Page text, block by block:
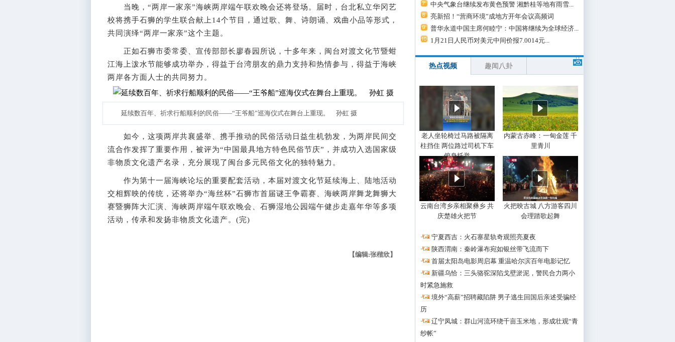
当晚，“两岸一家亲”海峡两岸端午联欢晚会还将登场。届时，台北私立华冈艺
校将携手石狮的学生联合献上14个节目，通过歌、舞、诗朗诵、戏曲小品等形式，
共同演绎“两岸一家亲”这个主题。
正如石狮市委常委、宣传部部长廖春园所说，十多年来，闽台对渡文化节暨蚶
江海上泼水节能够成功举办，得益于台湾朋友的鼎力支持和热情参与，得益于海峡
两岸各方面人士的共同努力。
延续数百年、祈求行船顺利的民俗——“王爷船”巡海仪式在舞台上重现。 孙虹 摄
如今，这项两岸共襄盛举、携手推动的民俗活动日益生机勃发，为两岸民间交
流合作发挥了重要作用，被评为“中国最具地方特色民俗节庆”，并成功入选国家级
非物质文化遗产名录，充分展现了闽台多元民俗文化的独特魅力。
作为第十一届海峡论坛的重要配套活动，本届对渡文化节延续海上、陆地活动
交相辉映的传统，还将举办“海丝杯”石狮市首届谜王争霸赛、海峡两岸舞龙舞狮大
赛暨狮阵大汇演、海峡两岸端午联欢晚会、石狮湿地公园端午健步走嘉年华等多项
活动，传承和发扬非物质文化遗产。(完)
【编辑:张楷欣】
中央气象台继续发布黄色预警 湘黔桂等地有雨雪...
亮新招！“营商环境”成地方开年会议高频词
普华永道中国主席何睦宁：中国将继续为全球经济...
1月21日人民币对美元中间价报7.0014元...
热点视频 趣闻八卦
老人坐轮椅过马路被隔离
柱挡住 两位路过司机下车
俯身托举
内蒙古赤峰：一甸金莲 千
里青川
云南台湾乡亲相聚彝乡 共
庆楚雄火把节
火把映古城 八方游客四川
会理踏歌起舞
·
宁夏西吉：火石寨星轨奇观照亮夏夜
·
陕西渭南：秦岭瀑布宛如银丝带飞流而下
·
首届太阳岛电影周启幕 重温哈尔滨百年电影记忆
·
新疆乌恰：三头骆驼深陷戈壁淤泥，警民合力两小
时紧急施救
·
境外“高薪”招聘藏陷阱 男子逃生回国后亲述受骗经
历
·
辽宁凤城：群山河流环绕千亩玉米地，形成壮观“青
纱帐”